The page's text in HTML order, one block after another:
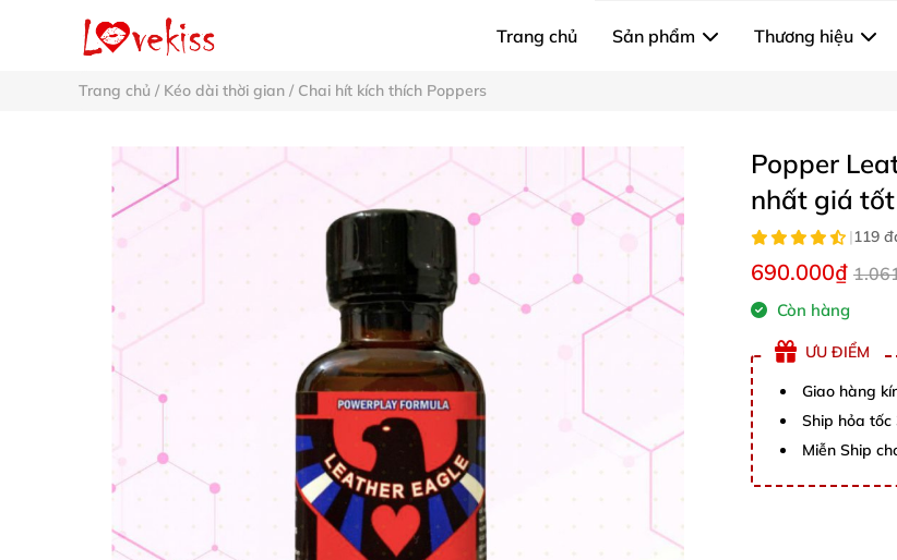
Trang chủ Sản phẩm Thương hiệu
Trang chủ / Kéo dài thời gian / Chai hít kích thích Poppers
Popper
nhất giá tốt
|119
690.000₫
Còn hàng
ƯU ĐIỂM
Giao hàng
Ship hỏa tốc
Miễn Ship